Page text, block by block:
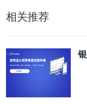
相关推荐